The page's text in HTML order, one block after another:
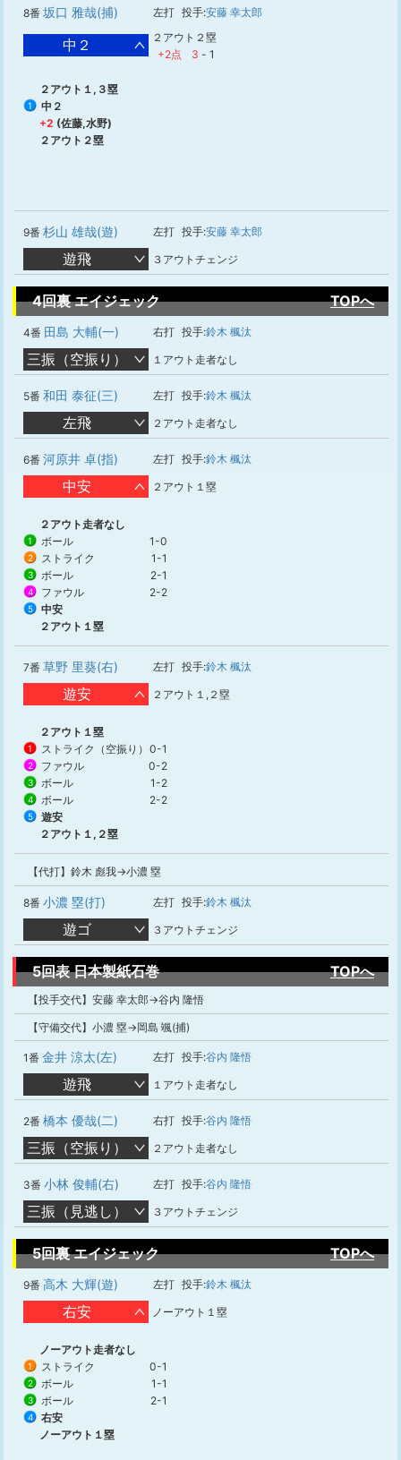
8番 坂口 雅哉(捕) 左打 投手:安藤 幸太郎
中２
２アウト２塁
+2点
3 - 1
２アウト１,３塁
1
中２
+2 (佐藤,水野)
２アウト２塁
9番 杉山 雄哉(遊) 左打 投手:安藤 幸太郎
遊飛 ３アウトチェンジ
4回裏 エイジェック TOPへ
4番 田島 大輔(一) 右打 投手:鈴木 楓汰
三振（空振り） １アウト走者なし
5番 和田 泰征(三) 左打 投手:鈴木 楓汰
左飛 ２アウト走者なし
6番 河原井 卓(指) 左打 投手:鈴木 楓汰
中安 ２アウト１塁
２アウト走者なし
1 ボール 1-0
2 ストライク 1-1
3 ボール 2-1
4 ファウル 2-2
5
中安
２アウト１塁
7番 草野 里葵(右) 左打 投手:鈴木 楓汰
遊安 ２アウト１,２塁
２アウト１塁
1 ストライク（空振り） 0-1
2 ファウル 0-2
3 ボール 1-2
4 ボール 2-2
5
遊安
２アウト１,２塁
【代打】鈴木 彪我→小濃 塁
8番 小濃 塁(打) 左打 投手:鈴木 楓汰
遊ゴ ３アウトチェンジ
5回表 日本製紙石巻 TOPへ
【投手交代】安藤 幸太郎→谷内 隆悟
【守備交代】小濃 塁→岡島 颯(捕)
1番 金井 涼太(左) 左打 投手:谷内 隆悟
遊飛 １アウト走者なし
2番 橋本 優哉(二) 右打 投手:谷内 隆悟
三振（空振り） ２アウト走者なし
3番 小林 俊輔(右) 左打 投手:谷内 隆悟
三振（見逃し） ３アウトチェンジ
5回裏 エイジェック TOPへ
9番 高木 大輝(遊) 左打 投手:鈴木 楓汰
右安 ノーアウト１塁
ノーアウト走者なし
1 ストライク 0-1
2 ボール 1-1
3 ボール 2-1
4
右安
ノーアウト１塁